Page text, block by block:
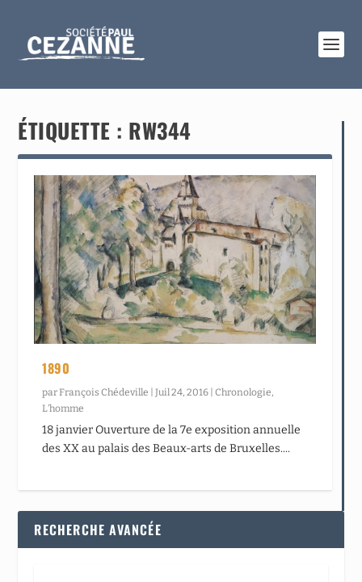
ÉTIQUETTE : RW344
1890
par François Chédeville |Juil 24, 2016 |Chronologie
L’homme
18 janvier Ouverture de la 7e exposition annuelle
des XX au palais des Beaux-arts de Bruxelles....
RECHERCHE AVANCÉE